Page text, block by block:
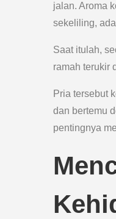
jalan. Aroma
sekeliling,
Saat itulah,
ramah terukir
Pria tersebut
dan bertemu
pentingnya